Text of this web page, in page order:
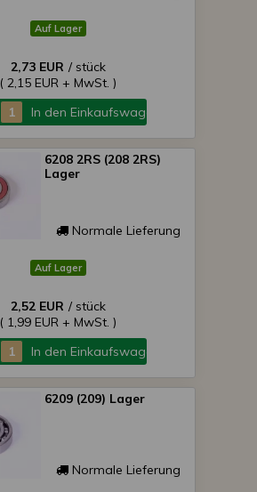
Auf Lager
2,73 EUR / stück
( 2,15 EUR + MwSt. )
In den Einkaufswagen
6208 2RS (208 2RS)
Lager
Normale Lieferung
Auf Lager
2,52 EUR / stück
( 1,99 EUR + MwSt. )
In den Einkaufswagen
6209 (209) Lager
Normale Lieferung